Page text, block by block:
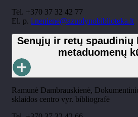
Tel. +370 37 32 42 77
El. p. i.neniene@azuolynobiblioteka.lt
Senųjų ir retų spaudinių
metaduomenų
Ramunė Dambrauskienė,
sklaidos centro vyr. bibliografė